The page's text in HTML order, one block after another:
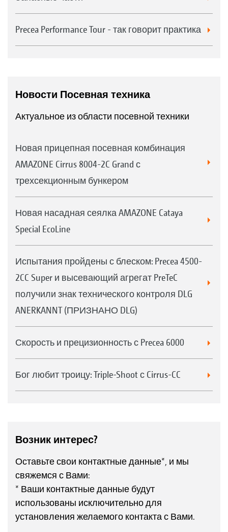
Precea Performance Tour - так говорит практика
Новости Посевная техника
Актуальное из области посевной техники
Новая прицепная посевная комбинация
AMAZONE Cirrus 8004-2C Grand с
трехсекционным бункером
Новая насадная сеялка AMAZONE Cataya
Special EcoLine
Испытания пройдены с блеском: Precea 4500-
2CC Super и высевающий агрегат PreTeC
получили знак технического контроля DLG
ANERKANNT (ПРИЗНАНО DLG)
Скорость и прецизионность с Precea 6000
Бог любит троицу: Triple-Shoot с Cirrus-CC
Возник интерес?
Оставьте свои контактные данные*, и мы
свяжемся с Вами:
* Ваши контактные данные будут
использованы исключительно для
установления желаемого контакта с Вами.